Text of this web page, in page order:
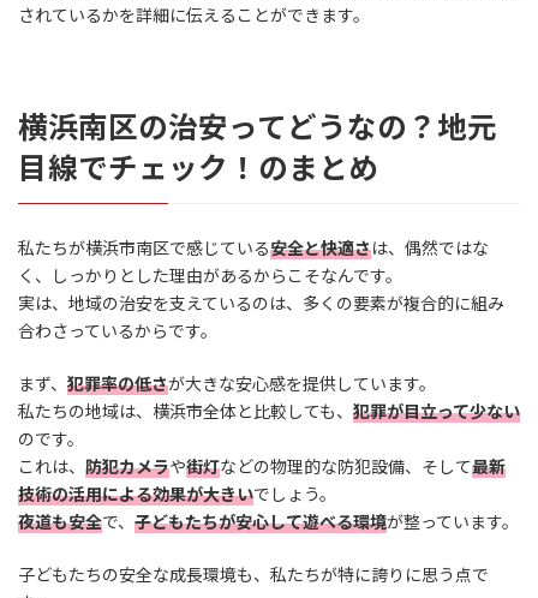
されているかを詳細に伝えることができます。
横浜南区の治安ってどうなの？地元
目線でチェック！のまとめ
私たちが横浜市南区で感じている安全と快適さは、偶然ではな
く、しっかりとした理由があるからこそなんです。
実は、地域の治安を支えているのは、多くの要素が複合的に組み
合わさっているからです。
まず、 犯罪率の低さが大きな安心感を提供しています。
私たちの地域は、横浜市全体と比較しても、 犯罪が目立って少ない
のです。
これは、 防犯カメラや街灯などの物理的な防犯設備、そして最新
技術の活用による効果が大きいでしょう。
夜道も安全で、 子どもたちが安心して遊べる環境が整っています。
子どもたちの安全な成長環境も、私たちが特に誇りに思う点で